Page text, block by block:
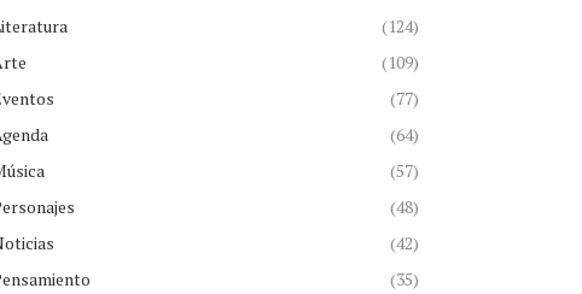
(124)
(109)
(77)
(64)
(57)
(48)
(42)
(35)